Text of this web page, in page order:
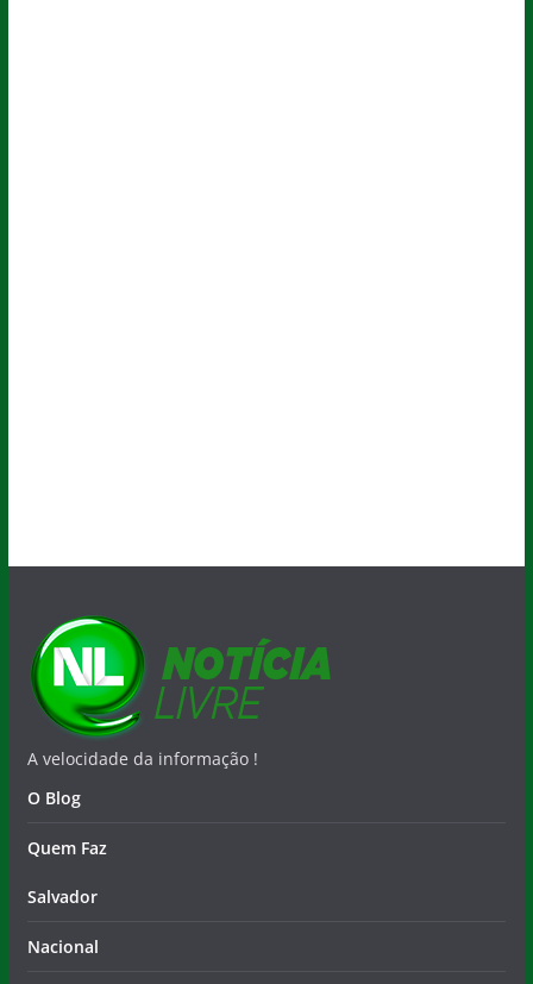
A velocidade da informação !
O Blog
Quem Faz
Salvador
Nacional
Esportes